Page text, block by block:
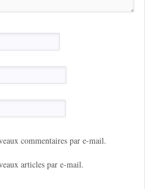
commentaires par e-mail.
articles par e-mail.